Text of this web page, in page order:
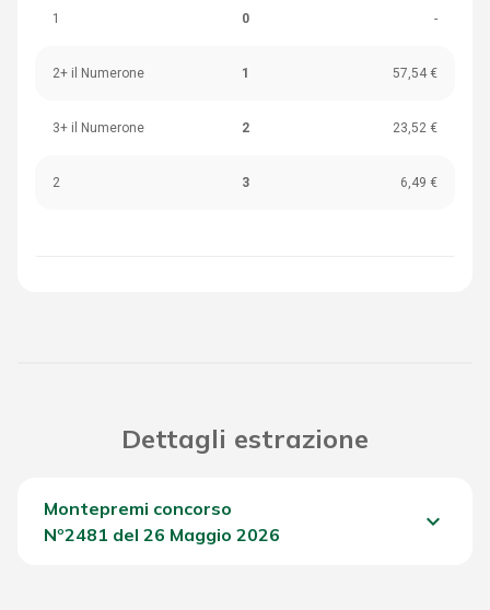
1 0 -
2+ il Numerone 1 57,54 €
3+ il Numerone 2 23,52 €
2 3 6,49 €
Dettagli estrazione
Montepremi concorso
Nº2481 del 26 Maggio 2026
keyboard_arrow_down